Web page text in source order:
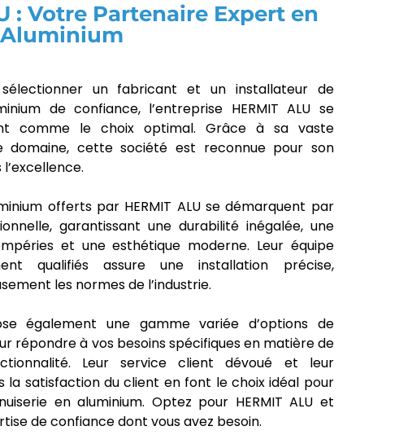
: Votre Partenaire Expert en
sélectionner un fabricant et un installateur de
de confiance, l’entreprise HERMIT ALU se
comme le choix optimal. Grâce à sa vaste
domaine, cette société est reconnue pour son
offerts par HERMIT ALU se démarquent par
garantissant une durabilité inégalée, une
et une esthétique moderne. Leur équipe
qualifiés assure une installation précise,
les normes de l’industrie.
également une gamme variée d’options de
répondre à vos besoins spécifiques en matière de
Leur service client dévoué et leur
la satisfaction du client en font le choix idéal pour
en aluminium. Optez pour HERMIT ALU et
de confiance dont vous avez besoin.